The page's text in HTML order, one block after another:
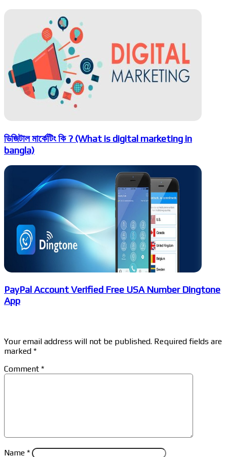
ডিজিটাল মার্কেটিং কি ? (What is digital marketing in
bangla)
PayPal Account Verified Free USA Number Dingtone
App
Your email address will not be published. Required fields are
marked *
Comment *
Name *